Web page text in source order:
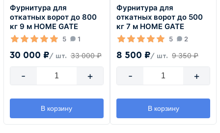
Фурнитура для
откатных ворот до 800
кг 9 м HOME GATE
5 1
30 000 ₽/ шт. 33 000 ₽
- +
В корзину
Фурнитура для
откатных ворот до 500
кг 7 м HOME GATE
5 2
8 500 ₽/ шт. 9 350 ₽
- +
В корзину